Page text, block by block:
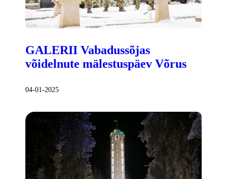
GALERII Vabadussõjas
võidelnute mälestuspäev Võrus
04-01-2025